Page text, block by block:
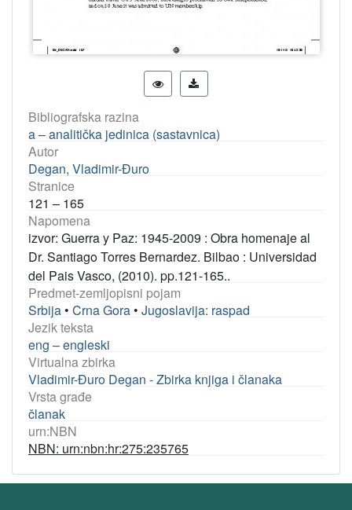
Bibliografska razina
a – analitička jedinica (sastavnica)
Autor
Degan, Vladimir-Đuro
Stranice
121 – 165
Napomena
izvor: Guerra y Paz: 1945-2009 : Obra homenaje al
Dr. Santiago Torres Bernardez. Bilbao : Universidad
del Pais Vasco, (2010). pp.121-165..
Predmet-zemljopisni pojam
Srbija • Crna Gora • Jugoslavija: raspad
Jezik teksta
eng – engleski
Virtualna zbirka
Vladimir-Đuro Degan - Zbirka knjiga i članaka
Vrsta građe
članak
urn:NBN
NBN: urn:nbn:hr:275:235765